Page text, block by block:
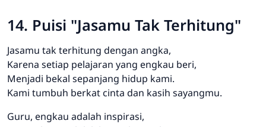
14. Puisi "Jasamu Tak Terhitung"
Jasamu tak terhitung dengan angka,
Karena setiap pelajaran yang engkau beri,
Menjadi bekal sepanjang hidup kami.
Kami tumbuh berkat cinta dan kasih sayangmu.
Guru, engkau adalah inspirasi,